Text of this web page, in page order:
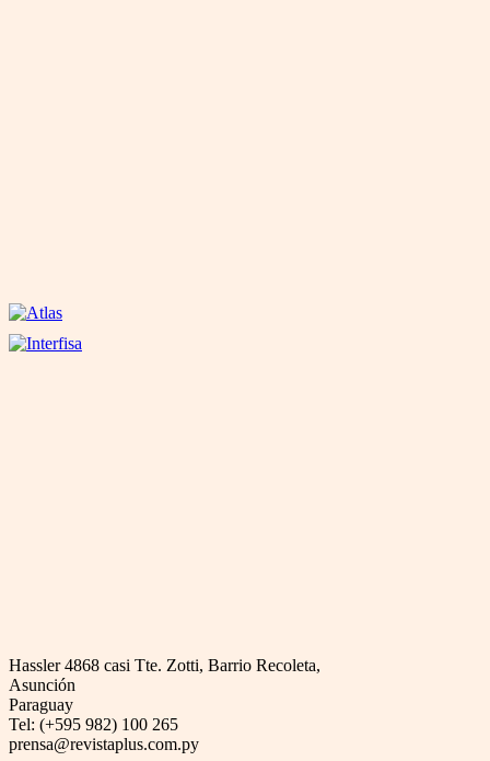
Hassler 4868 casi Tte. Zotti, Barrio Recoleta,
Asunción
Paraguay
Tel: (+595 982) 100 265
prensa@revistaplus.com.py